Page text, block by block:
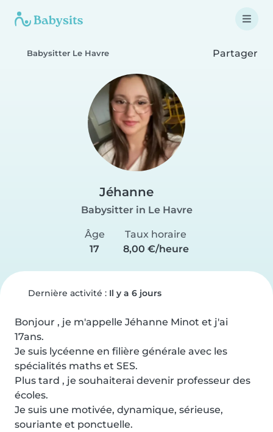
Babysitter Le Havre Partager
Jéhanne
Babysitter in Le Havre
Âge
17
Taux horaire
8,00 €/heure
Dernière activité : Il y a 6 jours
Bonjour , je m'appelle Jéhanne Minot et j'ai
17ans.
Je suis lycéenne en filière générale avec les
spécialités maths et SES.
Plus tard , je souhaiterai devenir professeur des
écoles.
Je suis une motivée, dynamique, sérieuse,
souriante et ponctuelle.